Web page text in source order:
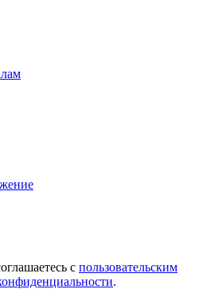
с пользовательским
.